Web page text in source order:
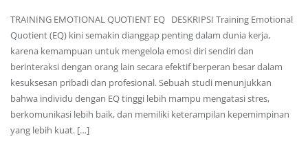
TRAINING EMOTIONAL QUOTIENT EQ DESKRIPSI Training Emotional
Quotient (EQ) kini semakin dianggap penting dalam dunia kerja,
karena kemampuan untuk mengelola emosi diri sendiri dan
berinteraksi dengan orang lain secara efektif berperan besar dalam
kesuksesan pribadi dan profesional. Sebuah studi menunjukkan
bahwa individu dengan EQ tinggi lebih mampu mengatasi stres,
berkomunikasi lebih baik, dan memiliki keterampilan kepemimpinan
yang lebih kuat. […]